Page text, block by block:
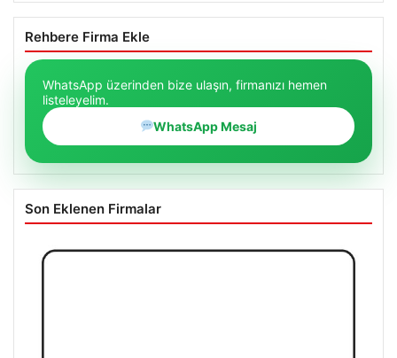
Rehbere Firma Ekle
WhatsApp üzerinden bize ulaşın, firmanızı hemen
listeleyelim.
WhatsApp Mesaj
Son Eklenen Firmalar